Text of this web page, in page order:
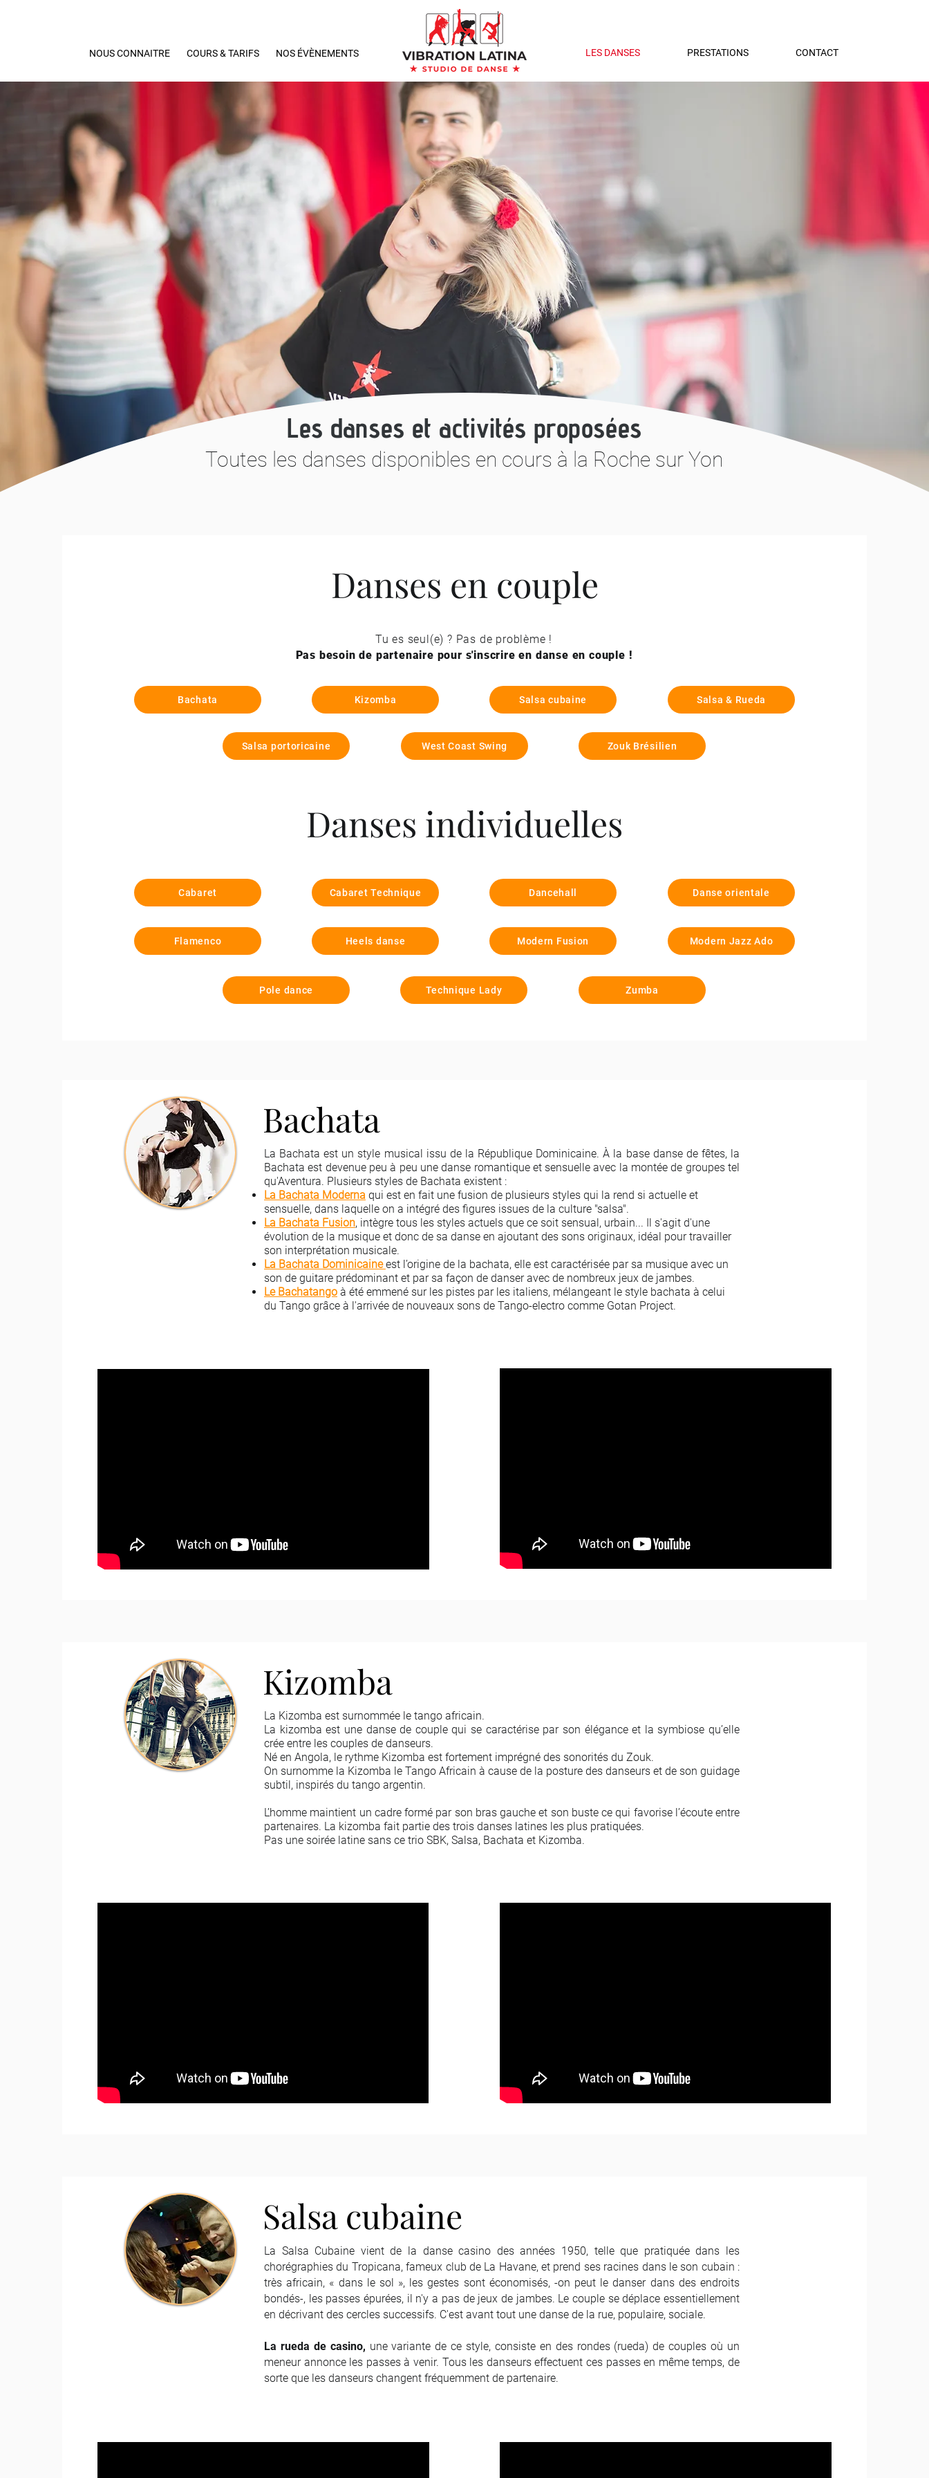
NOUS CONNAITRE COURS & TARIFS NOS ÉVÈNEMENTS LES DANSES PRESTATIONS CONTACT
Les danses et activités proposées
Toutes les danses disponibles en cours à la Roche sur Yon
Danses en couple
Tu es seul(e) ? Pas de problème !
Pas besoin de partenaire pour s'inscrire en danse en couple !
Bachata Kizomba Salsa cubaine Salsa & Rueda
Salsa portoricaine West Coast Swing Zouk Brésilien
Danses individuelles
Cabaret
Flamenco
Cabaret Technique
Heels danse
Dancehall
Modern Fusion
Danse orientale
Modern Jazz Ado
Pole dance Technique Lady Zumba
Bachata
La Bachata est un style musical issu de la République Dominicaine. À la base danse de fêtes, la
Bachata est devenue peu à peu une danse romantique et sensuelle avec la montée de groupes tel
qu'Aventura. Plusieurs styles de Bachata existent :
La Bachata Moderna qui est en fait une fusion de plusieurs styles qui la rend si actuelle et
sensuelle, dans laquelle on a intégré des figures issues de la culture "salsa".
La Bachata Fusion, intègre tous les styles actuels que ce soit sensual, urbain... Il s'agit d'une
évolution de la musique et donc de sa danse en ajoutant des sons originaux, idéal pour travailler
son interprétation musicale.
La Bachata Dominicaine est l’origine de la bachata, elle est caractérisée par sa musique avec un
son de guitare prédominant et par sa façon de danser avec de nombreux jeux de jambes.
Le Bachatango à été emmené sur les pistes par les italiens, mélangeant le style bachata à celui
du Tango grâce à l'arrivée de nouveaux sons de Tango-electro comme Gotan Project.
Kizomba
La Kizomba est surnommée le tango africain.
La kizomba est une danse de couple qui se caractérise par son élégance et la symbiose qu’elle
crée entre les couples de danseurs.
Né en Angola, le rythme Kizomba est fortement imprégné des sonorités du Zouk.
On surnomme la Kizomba le Tango Africain à cause de la posture des danseurs et de son guidage
subtil, inspirés du tango argentin.
L’homme maintient un cadre formé par son bras gauche et son buste ce qui favorise l’écoute entre
partenaires. La kizomba fait partie des trois danses latines les plus pratiquées.
Pas une soirée latine sans ce trio SBK, Salsa, Bachata et Kizomba.
Salsa cubaine
La Salsa Cubaine vient de la danse casino des années 1950, telle que pratiquée dans les
chorégraphies du Tropicana, fameux club de La Havane, et prend ses racines dans le son cubain :
très africain, « dans le sol », les gestes sont économisés, -on peut le danser dans des endroits
bondés-, les passes épurées, il n'y a pas de jeux de jambes. Le couple se déplace essentiellement
en décrivant des cercles successifs. C'est avant tout une danse de la rue, populaire, sociale.
La rueda de casino, une variante de ce style, consiste en des rondes (rueda) de couples où un
meneur annonce les passes à venir. Tous les danseurs effectuent ces passes en même temps, de
sorte que les danseurs changent fréquemment de partenaire.